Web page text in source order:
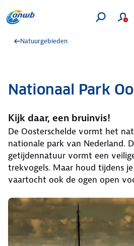
Natuurgebieden
Nationaal Park
Kijk daar, een bruinvis!
De Oosterschelde vormt het
nationale park van Nederland.
getijdennatuur vormt een
trekvogels. Maar houd tijdens
vaartocht ook de ogen open